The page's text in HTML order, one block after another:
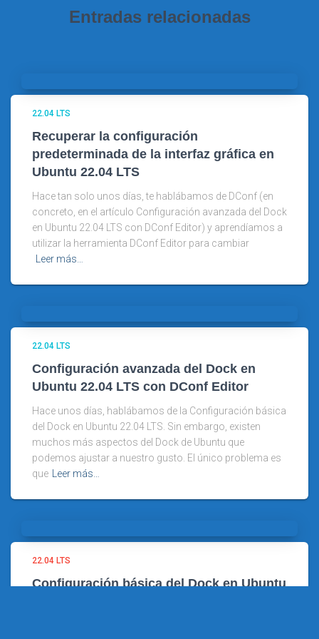
Entradas relacionadas
22.04 LTS
Recuperar la configuración
predeterminada de la interfaz gráfica en
Ubuntu 22.04 LTS
Hace tan solo unos días, te hablábamos de DConf (en
concreto, en el artículo Configuración avanzada del Dock
en Ubuntu 22.04 LTS con DConf Editor) y aprendíamos a
utilizar la herramienta DConf Editor para cambiar
Leer más…
22.04 LTS
Configuración avanzada del Dock en
Ubuntu 22.04 LTS con DConf Editor
Hace unos días, hablábamos de la Configuración básica
del Dock en Ubuntu 22.04 LTS. Sin embargo, existen
muchos más aspectos del Dock de Ubuntu que
podemos ajustar a nuestro gusto. El único problema es
que Leer más…
22.04 LTS
Configuración básica del Dock en Ubuntu